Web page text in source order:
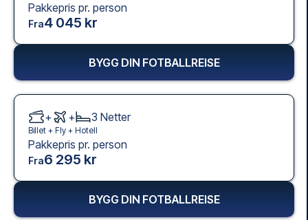
Pakkepris pr. person
Fra4 045 kr
BYGG DIN FOTBALLREISE
+ + 3 Netter
Billet + Fly + Hotell
Pakkepris pr. person
Fra6 295 kr
BYGG DIN FOTBALLREISE